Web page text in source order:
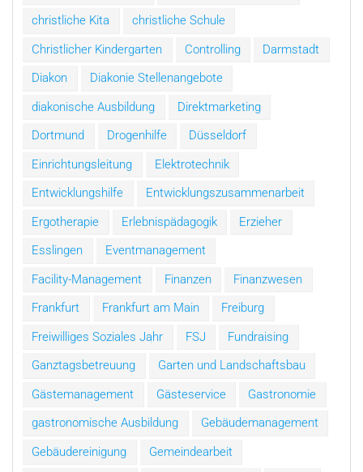
christliche Kita
christliche Schule
Christlicher Kindergarten
Controlling
Darmstadt
Diakon
Diakonie Stellenangebote
diakonische Ausbildung
Direktmarketing
Dortmund
Drogenhilfe
Düsseldorf
Einrichtungsleitung
Elektrotechnik
Entwicklungshilfe
Entwicklungszusammenarbeit
Ergotherapie
Erlebnispädagogik
Erzieher
Esslingen
Eventmanagement
Facility-Management
Finanzen
Finanzwesen
Frankfurt
Frankfurt am Main
Freiburg
Freiwilliges Soziales Jahr
FSJ
Fundraising
Ganztagsbetreuung
Garten und Landschaftsbau
Gästemanagement
Gästeservice
Gastronomie
gastronomische Ausbildung
Gebäudemanagement
Gebäudereinigung
Gemeindearbeit